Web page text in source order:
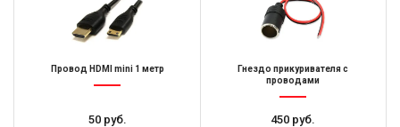
Провод HDMI mini 1 метр
50 руб.
Гнездо прикуривателя с
проводами
450 руб.